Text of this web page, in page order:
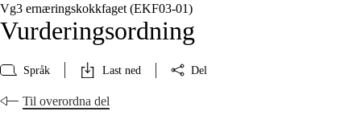
Vg3 ernæringskokkfaget (EKF03‑01)
Vurderingsordning
Språk Last ned Del
Til overordna del